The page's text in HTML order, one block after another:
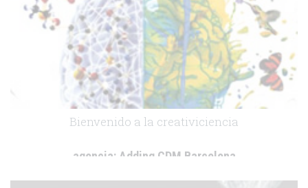
Bienvenido a la creativiciencia
agencia:Adding CDM Barcelona